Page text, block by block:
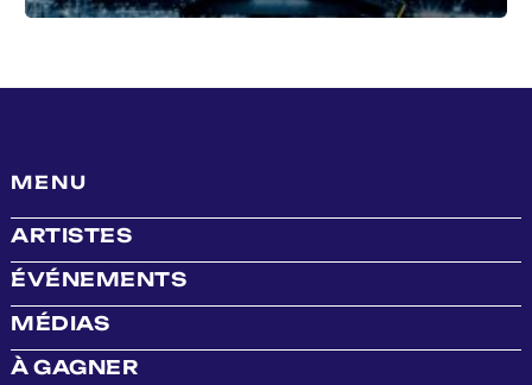
MENU
ARTISTES
ÉVÉNEMENTS
MÉDIAS
À GAGNER